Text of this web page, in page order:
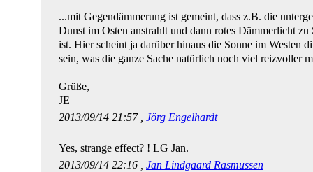
...mit Gegendämmerung ist gemeint, dass z.B. die
Dunst im Osten anstrahlt und dann rotes Dämmerlicht
ist. Hier scheint ja darüber hinaus die Sonne im Westen
sein, was die ganze Sache natürlich noch viel reizvoller
Grüße,
JE
2013/09/14 21:57 , Jörg Engelhardt
Yes, strange effect? ! LG Jan.
2013/09/14 22:16 , Jan Lindgaard Rasmussen